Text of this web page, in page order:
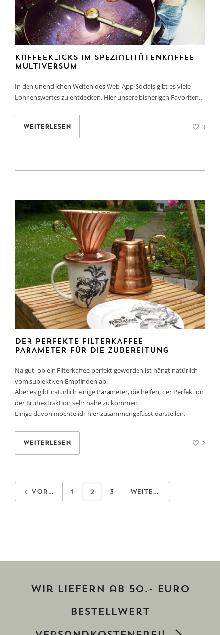
Kaffeeklicks im Spezialitätenkaffee-
Multiversum
In den unendlichen Weiten des Web-App-Socials gibt es viele
Lohnenswertes zu entdecken. Hier unsere bisherigen Favoriten…
WEITERLESEN 3
DER PERFEKTE FILTERKAFFEE –
PARAMETER FÜR DIE ZUBEREITUNG
Na gut, ob ein Filterkaffee perfekt geworden ist hängt natürlich
vom subjektiven Empfinden ab.
Aber es gibt natürlich einige Parameter, die helfen, der Perfektion
der Brühextraktion sehr nahe zu kommen.
Einige davon möchte ich hier zusammengefasst darstellen.
WEITERLESEN 2
Vorherige 1 2 3 Weiter
Wir liefern ab 50.- Euro
Bestellwert